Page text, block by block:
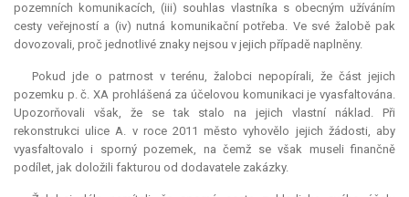
pozemních komunikacích, (iii) souhlas vlastníka s obecným užíváním
cesty veřejností a (iv) nutná komunikační potřeba. Ve své žalobě pak
dovozovali, proč jednotlivé znaky nejsou v jejich případě naplněny.
Pokud jde o patrnost v terénu, žalobci nepopírali, že část jejich
pozemku p. č. XA prohlášená za účelovou komunikaci je vyasfaltována.
Upozorňovali však, že se tak stalo na jejich vlastní náklad. Při
rekonstrukci ulice A. v roce 2011 město vyhovělo jejich žádosti, aby
vyasfaltovalo i sporný pozemek, na čemž se však museli finančně
podílet, jak doložili fakturou od dodavatele zakázky.